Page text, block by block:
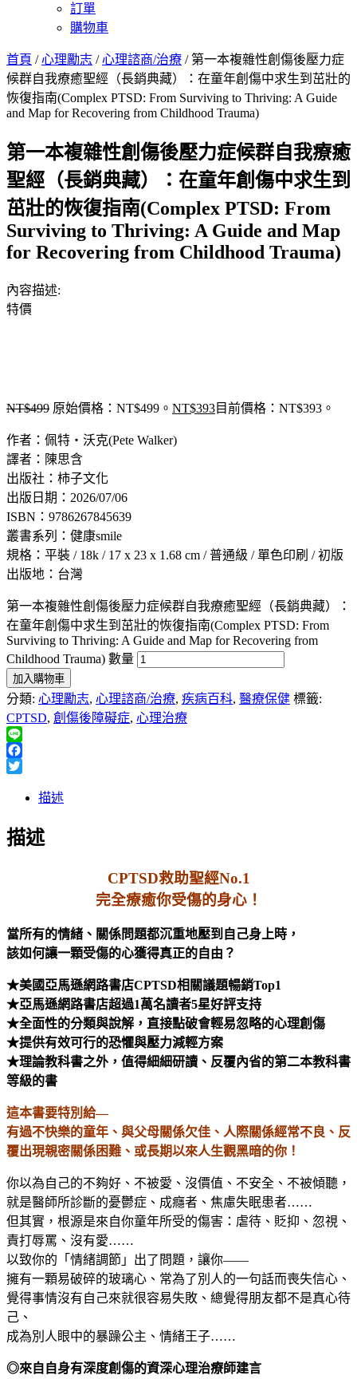
訂單
購物車
首頁 /心理勵志 /心理諮商/治療 / 第一本複雜性創傷後壓力症
候群自我療癒聖經（長銷典藏）：在童年創傷中求生到茁壯的
恢復指南(Complex PTSD: From Surviving to Thriving: A Guide
and Map for Recovering from Childhood Trauma)
第一本複雜性創傷後壓力症候群自我療癒
聖經（長銷典藏）：在童年創傷中求生到
茁壯的恢復指南(Complex PTSD: From
Surviving to Thriving: A Guide and Map
for Recovering from Childhood Trauma)
內容描述:
特價
NT$499 原始價格：NT$499。 NT$393目前價格：NT$393。
作者：佩特‧沃克(Pete Walker)
譯者：陳思含
出版社：柿子文化
出版日期：2026/07/06
ISBN：9786267845639
叢書系列：健康smile
規格：平裝 / 18k / 17 x 23 x 1.68 cm / 普通級 / 單色印刷 / 初版
出版地：台灣
第一本複雜性創傷後壓力症候群自我療癒聖經（長銷典藏）：
在童年創傷中求生到茁壯的恢復指南(Complex PTSD: From
Surviving to Thriving: A Guide and Map for Recovering from
Childhood Trauma) 數量
加入購物車
分類: 心理勵志, 心理諮商/治療, 疾病百科, 醫療保健 標籤:
CPTSD, 創傷後障礙症, 心理治療
Line
Facebook
描述
描述
CPTSD救助聖經No.1
完全療癒你受傷的身心！
當所有的情緒、關係問題都沉重地壓到自己身上時，
該如何讓一顆受傷的心獲得真正的自由？
★美國亞馬遜網路書店CPTSD相關議題暢銷Top1
★亞馬遜網路書店超過1萬名讀者5星好評支持
★全面性的分類與說解，直接點破會輕易忽略的心理創傷
★提供有效可行的恐懼與壓力減輕方案
★理論教科書之外，值得細細研讀、反覆內省的第二本教科書
等級的書
這本書要特別給—
有過不快樂的童年、與父母關係欠佳、人際關係經常不良、反
覆出現親密關係困難、或長期以來人生觀黑暗的你！
你以為自己的不夠好、不被愛、沒價值、不安全、不被傾聽，
就是醫師所診斷的憂鬱症、成癮者、焦慮失眠患者……
但其實，根源是來自你童年所受的傷害：虐待、貶抑、忽視、
責打辱罵、沒有愛……
以致你的「情緒調節」出了問題，讓你——
擁有一顆易破碎的玻璃心、常為了別人的一句話而喪失信心、
覺得事情沒有自己來就很容易失敗、總覺得朋友都不是真心待
己、
成為別人眼中的暴躁公主、情緒王子……
◎來自自身有深度創傷的資深心理治療師建言